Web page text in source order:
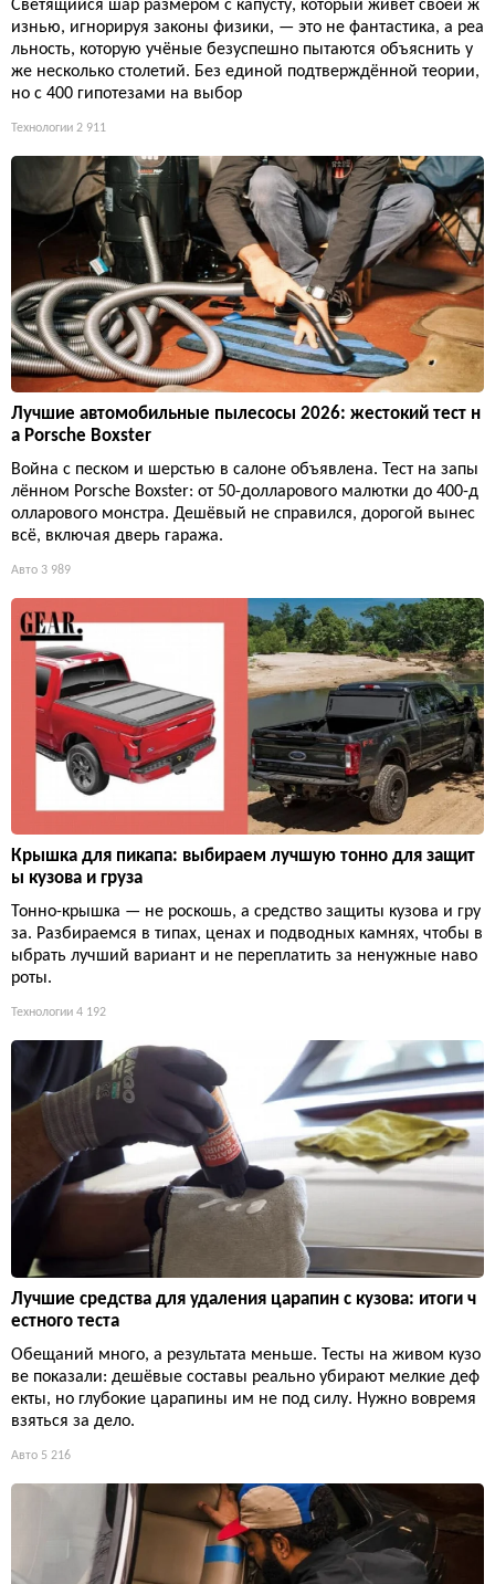
Светящийся шар размером с капусту, который живёт своей ж
изнью, игнорируя законы физики, — это не фантастика, а реа
льность, которую учёные безуспешно пытаются объяснить у
же несколько столетий. Без единой подтверждённой теории,
но с 400 гипотезами на выбор
Технологии 2 911
Лучшие автомобильные пылесосы 2026: жестокий тест н
а Porsche Boxster
Война с песком и шерстью в салоне объявлена. Тест на запы
лённом Porsche Boxster: от 50-долларового малютки до 400-д
олларового монстра. Дешёвый не справился, дорогой вынес
всё, включая дверь гаража.
Авто 3 989
Крышка для пикапа: выбираем лучшую тонно для защит
ы кузова и груза
Тонно-крышка — не роскошь, а средство защиты кузова и гру
за. Разбираемся в типах, ценах и подводных камнях, чтобы в
ыбрать лучший вариант и не переплатить за ненужные наво
роты.
Технологии 4 192
Лучшие средства для удаления царапин с кузова: итоги ч
естного теста
Обещаний много, а результата меньше. Тесты на живом кузо
ве показали: дешёвые составы реально убирают мелкие деф
екты, но глубокие царапины им не под силу. Нужно вовремя
взяться за дело.
Авто 5 216